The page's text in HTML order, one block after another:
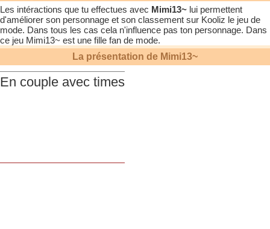
Les intéractions que tu effectues avec Mimi13~ lui permettent
d'améliorer son personnage et son classement sur Kooliz le jeu de
mode. Dans tous les cas cela n'influence pas ton personnage. Dans
ce jeu Mimi13~ est une fille fan de mode.
La présentation de Mimi13~
En couple avec times